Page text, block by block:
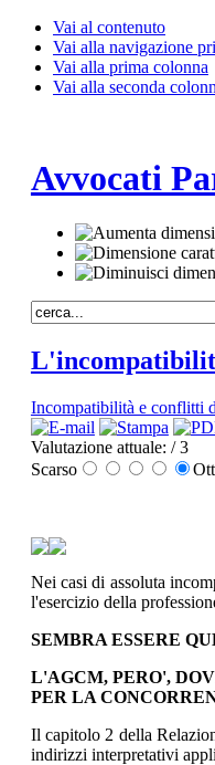
Vai al contenuto
Vai alla navigazione
Vai alla prima colonna
Vai alla seconda
Avvocati
Incompatibilità e conflitti
Valutazione attuale: / 3
Scarso
Nei casi di assoluta
l'esercizio della
SEMBRA ESSERE
L'AGCM, PERO',
PER LA
Il capitolo 2 della
indirizzi interpretativi